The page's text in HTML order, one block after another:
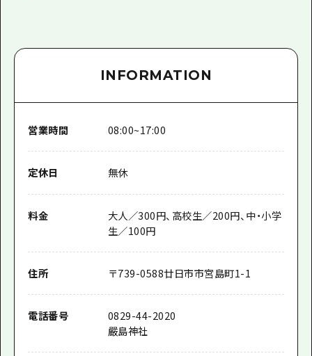
INFORMATION
営業時間 08:00~17:00
定休日 無休
料金
大人／300円、高校生／200円、中・小学
生／100円
住所 〒739-0588廿日市市宮島町1-1
電話番号
0829-44-2020
嚴島神社